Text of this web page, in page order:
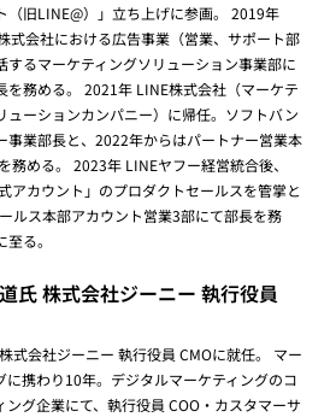
（旧LINE@）」立ち上げに参画。 2019年
式会社における広告事業（営業、サポート部
するマーケティングソリューション事業部に
を務める。 2021年 LINE株式会社（マーケテ
ューションカンパニー）に帰任。ソフトバン
事業部長と、2022年からはパートナー営業本
務める。 2023年 LINEヤフー経営統合後、
アカウント」のプロダクトセールスを管掌と
ルス本部アカウント営業3部にて部長を務
る。
氏 株式会社ジーニー 執行役員
式会社ジーニー 執行役員 CMOに就任。 マー
に携わり10年。デジタルマーケティングのコ
ング企業にて、執行役員 COO・カスタマーサ